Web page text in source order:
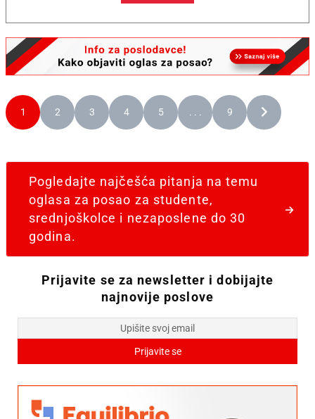
1 2 3 4 5 . . . 9
Pogledajte najčešća pitanja na temu
oglasa za posao za studente,
srednjoškolce i nezaposlene do 30
godina.
Prijavite se za newsletter i dobijajte
najnovije poslove